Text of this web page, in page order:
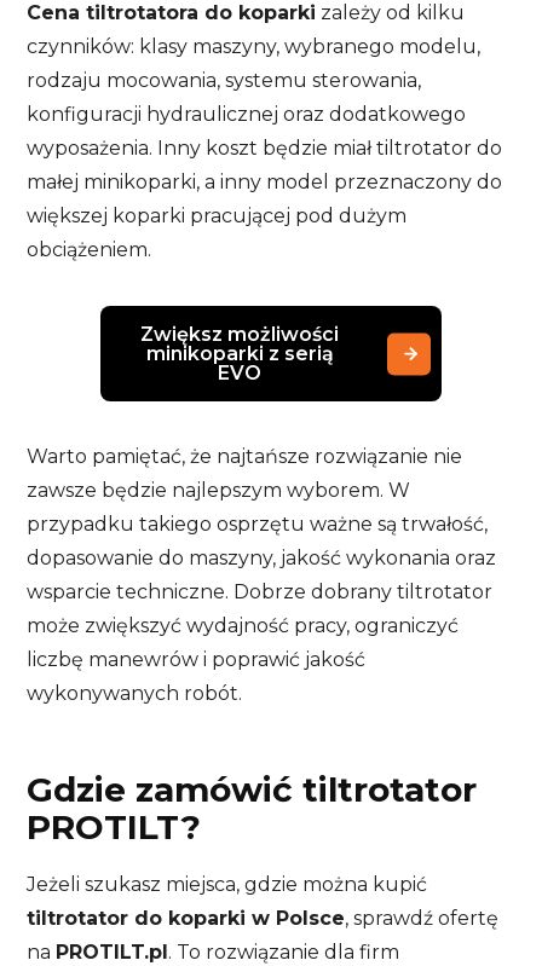
Cena tiltrotatora do koparki zależy od kilku
czynników: klasy maszyny, wybranego modelu,
rodzaju mocowania, systemu sterowania,
konfiguracji hydraulicznej oraz dodatkowego
wyposażenia. Inny koszt będzie miał tiltrotator do
małej minikoparki, a inny model przeznaczony do
większej koparki pracującej pod dużym
obciążeniem.
Zwiększ możliwości
minikoparki z serią
EVO
Warto pamiętać, że najtańsze rozwiązanie nie
zawsze będzie najlepszym wyborem. W
przypadku takiego osprzętu ważne są trwałość,
dopasowanie do maszyny, jakość wykonania oraz
wsparcie techniczne. Dobrze dobrany tiltrotator
może zwiększyć wydajność pracy, ograniczyć
liczbę manewrów i poprawić jakość
wykonywanych robót.
Gdzie zamówić tiltrotator
PROTILT?
Jeżeli szukasz miejsca, gdzie można kupić
tiltrotator do koparki w Polsce, sprawdź ofertę
na PROTILT.pl . To rozwiązanie dla firm